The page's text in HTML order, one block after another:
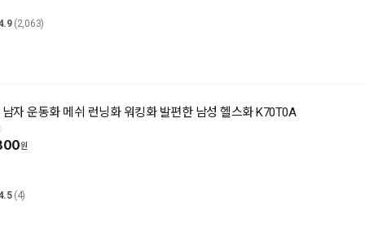
(2,063)
자 운동화 메쉬 런닝화 워킹화 발편한 남성 헬스화 K70T0A
(4)